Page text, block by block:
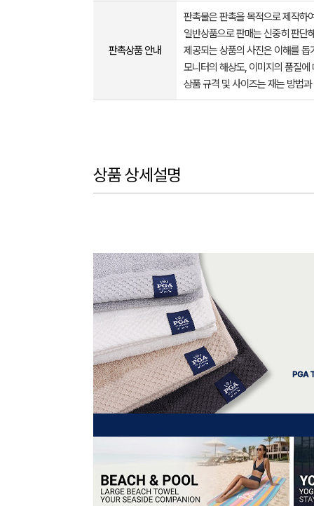
판촉상품 안내
판촉물은 판촉을 목적으로 제작하
일반상품으로 판매는 신중히 판단
제공되는 상품의 사진은 이해를
모니터의 해상도, 이미지의 품질
상품 규격 및 사이즈는 재는 방법
상품 상세설명